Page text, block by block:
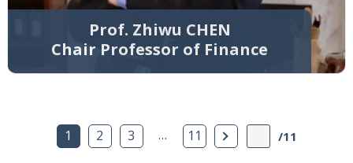
Prof. Zhiwu CHEN
Chair Professor of Finance
1 2 3 … 11 下一頁 /11